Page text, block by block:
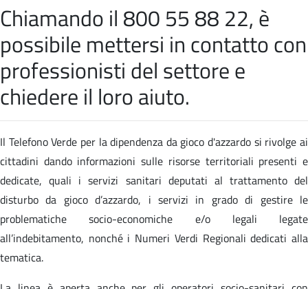
Chiamando il 800 55 88 22, è
possibile mettersi in contatto con
professionisti del settore e
chiedere il loro aiuto.
Il Telefono Verde per la dipendenza da gioco d'azzardo si rivolge ai
cittadini dando informazioni sulle risorse territoriali presenti e
dedicate, quali i servizi sanitari deputati al trattamento del
disturbo da gioco d’azzardo, i servizi in grado di gestire le
problematiche socio-economiche e/o legali legate
all’indebitamento, nonché i Numeri Verdi Regionali dedicati alla
tematica.